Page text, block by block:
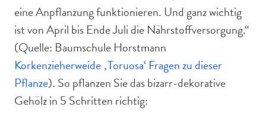
eine Anpflanzung funktionieren. Und ganz wichtig
ist von April bis Ende Juli die Nährstoffversorgung.“
(Quelle: Baumschule Horstmann
Korkenzieherweide ‚Toruosa‘ Fragen zu dieser
Pflanze). So pflanzen Sie das bizarr-dekorative
Gehölz in 5 Schritten richtig: